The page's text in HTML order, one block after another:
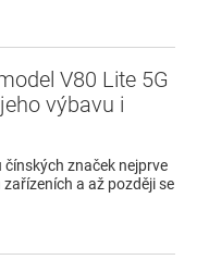
V80 Lite 5G
výbavu i
značek nejprve
a až později se